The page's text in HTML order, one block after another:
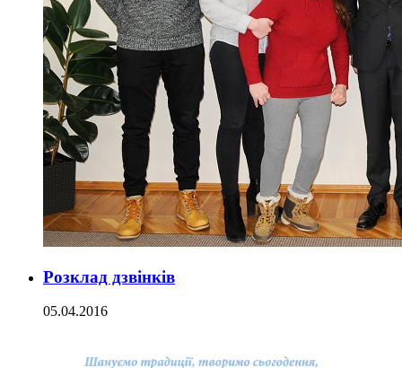
Розклад дзвінків
05.04.2016